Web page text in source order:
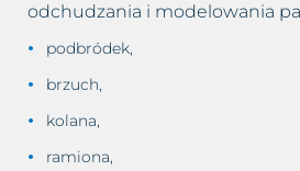
odchudzania i modelowania
podbródek,
brzuch,
kolana,
ramiona,